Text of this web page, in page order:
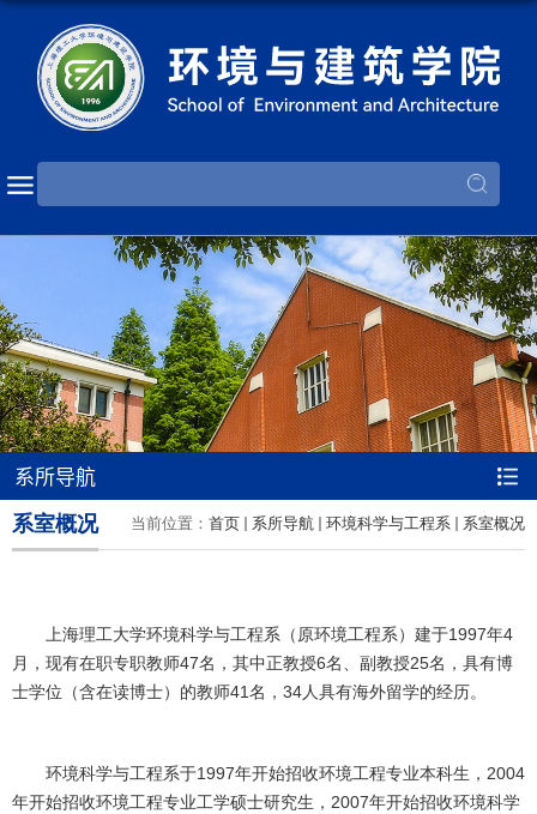
系所导航
当前位置： 首页 系所导航 环境科学与工程系 系室概况
系室概况
上海理工大学环境科学与工程系（原环境工程系）建于1997年4
月，现有在职专职教师47名，其中正教授6名、副教授25名，具有博
士学位（含在读博士）的教师41名， 34人具有海外留学的经历。
环境科学与工程系于1997年开始招收环境工程专业本科生， 2004
年开始招收环境工程专业工学硕士研究生， 2007年开始招收环境科学